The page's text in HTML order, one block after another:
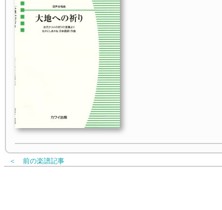
＜ 前の楽譜記事